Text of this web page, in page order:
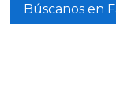
Búscanos en